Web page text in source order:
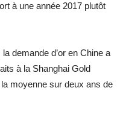
à une année 2017 plutôt
demande d’or en Chine a
à la Shanghai Gold
moyenne sur deux ans de